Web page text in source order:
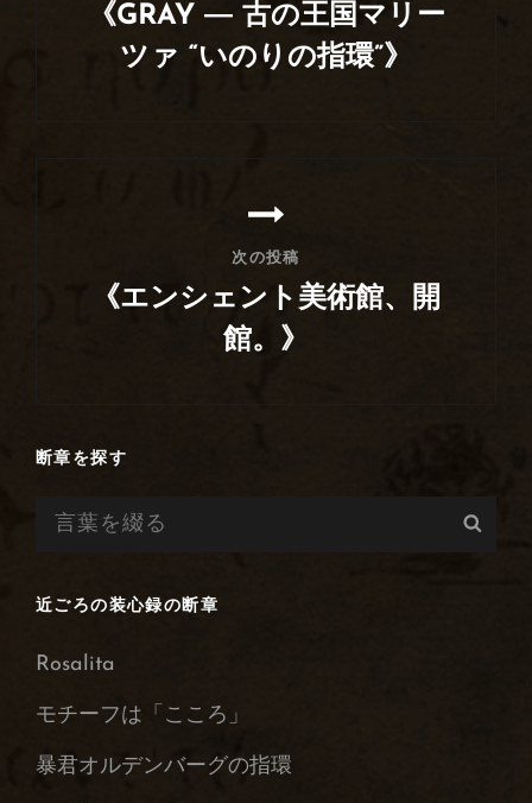
《GRAY ― 古の王国マリー
ツァ “いのりの指環”》
次の投稿
《エンシェント美術館、開
館。》
投
断章を探す
検
近ごろの装心録の断章
Rosalita
モチーフは「こころ」
暴君オルデンバーグの指環